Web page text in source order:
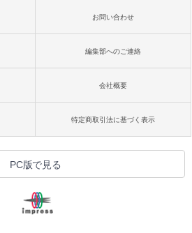
お問い合わせ
編集部へのご連絡
会社概要
特定商取引法に基づく表示
PC版で見る